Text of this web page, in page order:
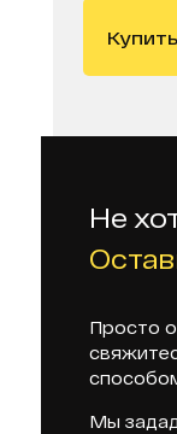
Купить
Не
Просто
Мы